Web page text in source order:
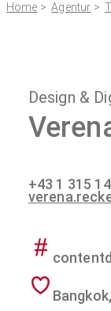
Home >Agentur >
Design &
+43 1 315